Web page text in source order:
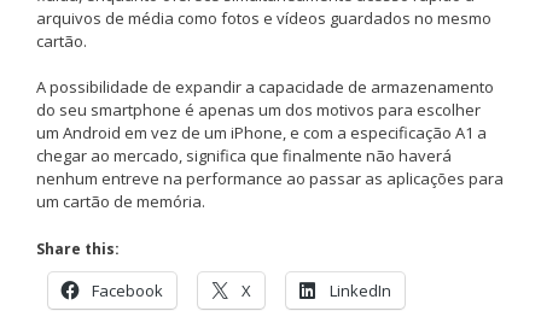
arquivos de média como fotos e vídeos guardados no mesmo
cartão.
A possibilidade de expandir a capacidade de armazenamento
do seu smartphone é apenas um dos motivos para escolher
um Android em vez de um iPhone, e com a especificação A1 a
chegar ao mercado, significa que finalmente não haverá
nenhum entreve na performance ao passar as aplicações para
um cartão de memória.
Share this:
Facebook X LinkedIn